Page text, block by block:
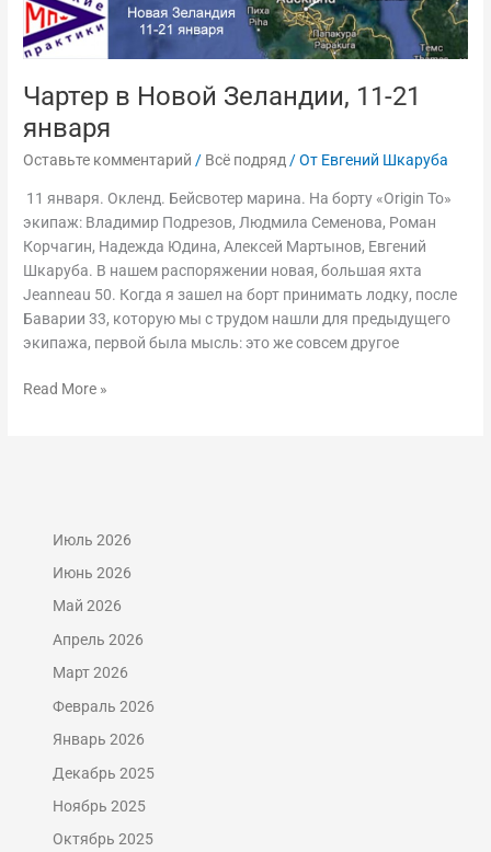
Чартер в Новой Зеландии, 11-21
января
Оставьте комментарий / Всё подряд / От Евгений Шкаруба
11 января. Окленд. Бейсвотер марина. На борту «Origin To»
экипаж: Владимир Подрезов, Людмила Семенова, Роман
Корчагин, Надежда Юдина, Алексей Мартынов, Евгений
Шкаруба. В нашем распоряжении новая, большая яхта
Jeanneau 50. Когда я зашел на борт принимать лодку, после
Баварии 33, которую мы с трудом нашли для предыдущего
экипажа, первой была мысль: это же совсем другое
Read More »
Июль 2026
Июнь 2026
Май 2026
Апрель 2026
Март 2026
Февраль 2026
Январь 2026
Декабрь 2025
Ноябрь 2025
Октябрь 2025